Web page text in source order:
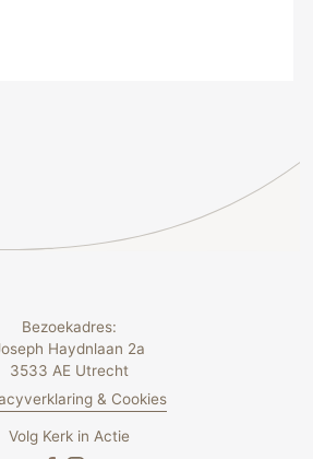
Bezoekadres:
Haydnlaan 2a
3533 AE Utrecht
& Cookies
Volg Kerk in Actie